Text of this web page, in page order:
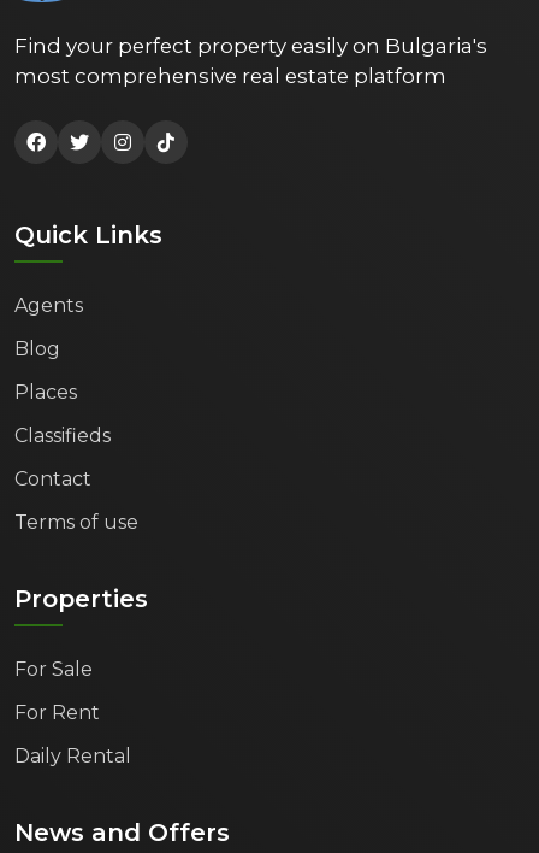
Find your perfect property easily on Bulgaria's
most comprehensive real estate platform
Quick Links
Agents
Blog
Places
Classifieds
Contact
Terms of use
Properties
For Sale
For Rent
Daily Rental
News and Offers